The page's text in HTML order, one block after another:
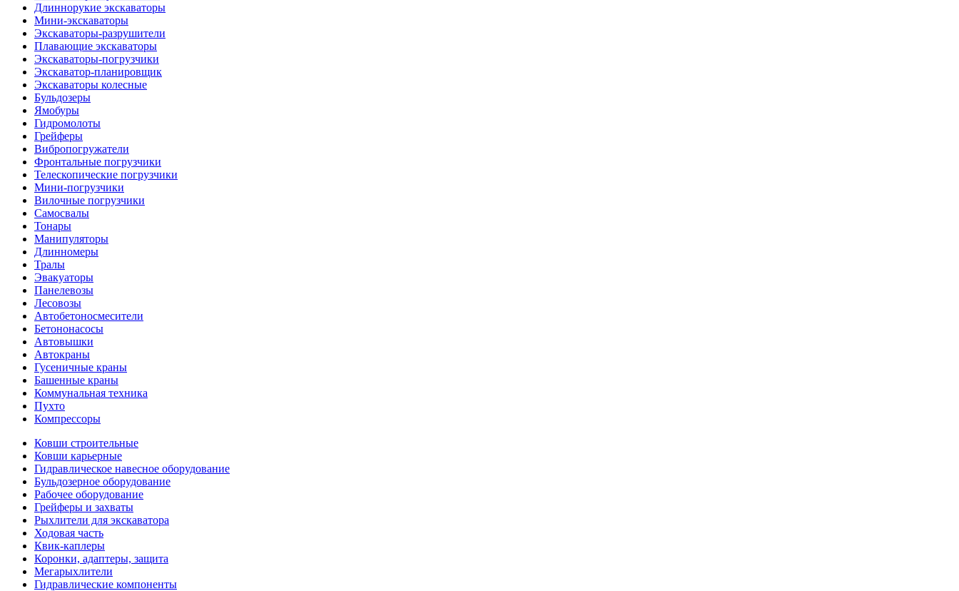
Длиннорукие экскаваторы
Мини-экскаваторы
Экскаваторы-разрушители
Плавающие экскаваторы
Экскаваторы-погрузчики
Экскаватор-планировщик
Экскаваторы колесные
Бульдозеры
Ямобуры
Гидромолоты
Грейферы
Вибро­погружатели
Фронтальные погрузчики
Телескопические погрузчики
Мини-погрузчики
Вилочные погрузчики
Самосвалы
Тонары
Манипуляторы
Длинномеры
Тралы
Эвакуаторы
Панелевозы
Лесовозы
Автобетоно­смесители
Бетононасосы
Автовышки
Автокраны
Гусеничные краны
Башенные краны
Коммунальная техника
Пухто
Компрессоры
Ковши строительные
Ковши карьерные
Гидравлическое навесное оборудование
Бульдозерное оборудование
Рабочее оборудование
Грейферы и захваты
Рыхлители для экскаватора
Ходовая часть
Квик-каплеры
Коронки, адаптеры, защита
Мегарыхлители
Гидравлические компоненты